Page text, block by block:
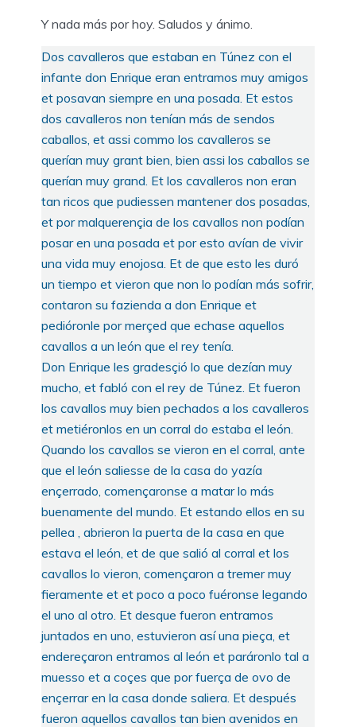
Y nada más por hoy. Saludos y ánimo.
Dos cavalleros que estaban en Túnez con el
infante don Enrique eran entramos muy amigos
et posavan siempre en una posada. Et estos
dos cavalleros non tenían más de sendos
caballos, et assi commo los cavalleros se
querían muy grant bien, bien assi los caballos se
querían muy grand. Et los cavalleros non eran
tan ricos que pudiessen mantener dos posadas,
et por malquerençia de los cavallos non podían
posar en una posada et por esto avían de vivir
una vida muy enojosa. Et de que esto les duró
un tiempo et vieron que non lo podían más sofrir,
contaron su fazienda a don Enrique et
pedióronle por merçed que echase aquellos
cavallos a un león que el rey tenía.
Don Enrique les gradesçió lo que dezían muy
mucho, et fabló con el rey de Túnez. Et fueron
los cavallos muy bien pechados a los cavalleros
et metiéronlos en un corral do estaba el león.
Quando los cavallos se vieron en el corral, ante
que el león saliesse de la casa do yazía
ençerrado, començaronse a matar lo más
buenamente del mundo. Et estando ellos en su
pellea , abrieron la puerta de la casa en que
estava el león, et de que salió al corral et los
cavallos lo vieron, començaron a tremer muy
fieramente et et poco a poco fuéronse legando
el uno al otro. Et desque fueron entramos
juntados en uno, estuvieron así una pieça, et
endereçaron entramos al león et paráronlo tal a
muesso et a coçes que por fuerça de ovo de
ençerrar en la casa donde saliera. Et después
fueron aquellos cavallos tan bien avenidos en